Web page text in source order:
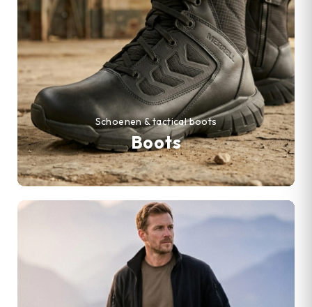
Boots
Schoenen & tactical boots